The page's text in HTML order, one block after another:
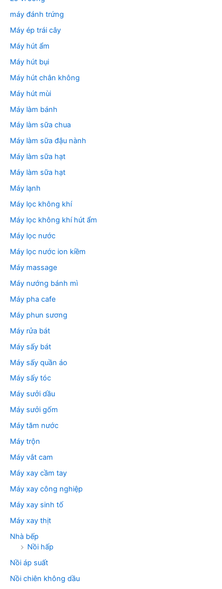
máy đánh trứng
Máy ép trái cây
Máy hút ẩm
Máy hút bụi
Máy hút chân không
Máy hút mùi
Máy làm bánh
Máy làm sữa chua
Máy làm sữa đậu nành
Máy làm sữa hạt
Máy làm sữa hạt
Máy lạnh
Máy lọc không khí
Máy lọc không khí hút ẩm
Máy lọc nước
Máy lọc nước ion kiềm
Máy massage
Máy nướng bánh mì
Máy pha cafe
Máy phun sương
Máy rửa bát
Máy sấy bát
Máy sấy quần áo
Máy sấy tóc
Máy sưởi dầu
Máy sưởi gốm
Máy tăm nước
Máy trộn
Máy vắt cam
Máy xay cầm tay
Máy xay công nghiệp
Máy xay sinh tố
Máy xay thịt
Nhà bếp
Nồi hấp
Nồi áp suất
Nồi chiên không dầu